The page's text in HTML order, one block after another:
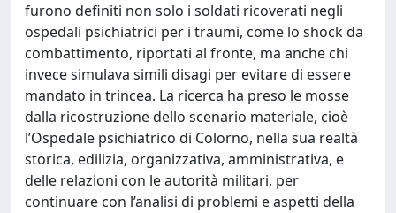
furono definiti non solo i soldati ricoverati negli
ospedali psichiatrici per i traumi, come lo shock da
combattimento, riportati al fronte, ma anche chi
invece simulava simili disagi per evitare di essere
mandato in trincea. La ricerca ha preso le mosse
dalla ricostruzione dello scenario materiale, cioè
l’Ospedale psichiatrico di Colorno, nella sua realtà
storica, edilizia, organizzativa, amministrativa, e
delle relazioni con le autorità militari, per
continuare con l’analisi di problemi e aspetti della